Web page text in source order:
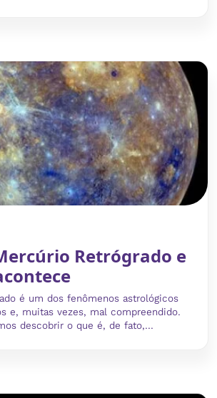
Retrógrado e
é um dos fenômenos astrológicos
e, muitas vezes, mal compreendido.
descobrir o que é, de fato,...